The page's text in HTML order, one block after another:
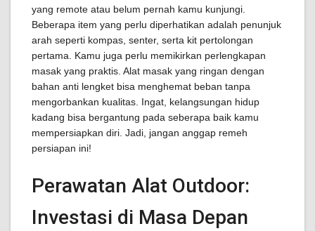
yang remote atau belum pernah kamu kunjungi.
Beberapa item yang perlu diperhatikan adalah penunjuk
arah seperti kompas, senter, serta kit pertolongan
pertama. Kamu juga perlu memikirkan perlengkapan
masak yang praktis. Alat masak yang ringan dengan
bahan anti lengket bisa menghemat beban tanpa
mengorbankan kualitas. Ingat, kelangsungan hidup
kadang bisa bergantung pada seberapa baik kamu
mempersiapkan diri. Jadi, jangan anggap remeh
persiapan ini!
Perawatan Alat Outdoor:
Investasi di Masa Depan